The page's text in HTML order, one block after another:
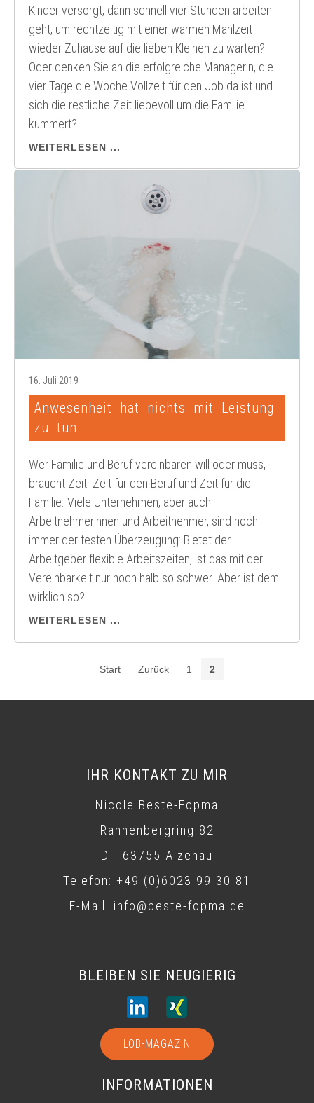
Kinder versorgt, dann schnell vier Stunden arbeiten
geht, um rechtzeitig mit einer warmen Mahlzeit
wieder Zuhause auf die lieben Kleinen zu warten?
Oder denken Sie an die erfolgreiche Managerin, die
vier Tage die Woche Vollzeit für den Job da ist und
sich die restliche Zeit liebevoll um die Familie
kümmert?
WEITERLESEN ...
16. Juli 2019
Anwesenheit hat nichts mit Leistung
zu tun
Wer Familie und Beruf vereinbaren will oder muss,
braucht Zeit. Zeit für den Beruf und Zeit für die
Familie. Viele Unternehmen, aber auch
Arbeitnehmerinnen und Arbeitnehmer, sind noch
immer der festen Überzeugung: Bietet der
Arbeitgeber flexible Arbeitszeiten, ist das mit der
Vereinbarkeit nur noch halb so schwer. Aber ist dem
wirklich so?
WEITERLESEN ...
Start Zurück 1 2
IHR KONTAKT ZU MIR
Nicole Beste-Fopma
Rannenbergring 82
D - 63755 Alzenau
Telefon: +49 (0)6023 99 30 81
E-Mail: info@beste-fopma.de
BLEIBEN SIE NEUGIERIG
LOB-MAGAZIN
INFORMATIONEN